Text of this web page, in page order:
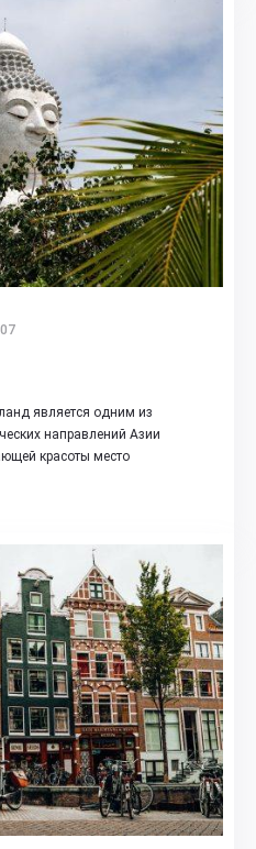
является одним из
направлений Азии
красоты место